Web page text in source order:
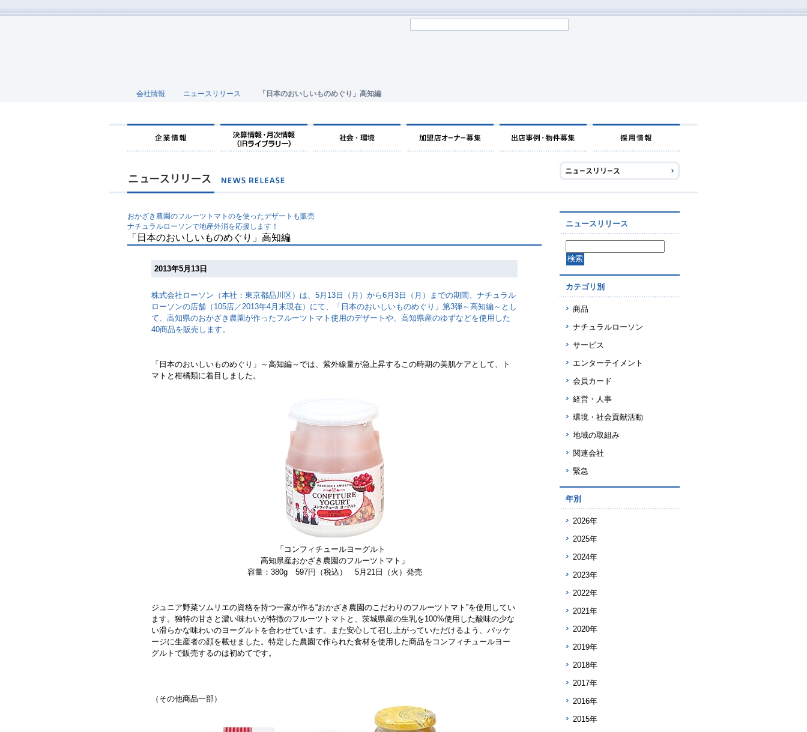
会社情報 ニュースリリース 「日本のおいしいものめぐり」高知編
おかざき農園のフルーツトマトのを使ったデザートも販売
ナチュラルローソンで地産外消を応援します！
「日本のおいしいものめぐり」高知編
2013年5月13日
株式会社ローソン（本社：東京都品川区）は、5月13日（月）から6月3日（月）までの期間、ナチュラル
ローソンの店舗（105店／2013年4月末現在）にて、「日本のおいしいものめぐり」第3弾～高知編～とし
て、高知県のおかざき農園が作ったフルーツトマト使用のデザートや、高知県産のゆずなどを使用した
40商品を販売します。
「日本のおいしいものめぐり」～高知編～では、紫外線量が急上昇するこの時期の美肌ケアとして、ト
マトと柑橘類に着目しました。
「コンフィチュールヨーグルト
高知県産おかざき農園のフルーツトマト」
容量：380g 597円（税込） 5月21日（火）発売
ジュニア野菜ソムリエの資格を持つ一家が作る“おかざき農園のこだわりのフルーツトマト”を使用してい
ます。独特の甘さと濃い味わいが特徴のフルーツトマトと、茨城県産の生乳を100%使用した酸味の少な
い滑らかな味わいのヨーグルトを合わせています。また安心して召し上がっていただけるよう、パッケ
ージに生産者の顔を載せました。特定した農園で作られた食材を使用した商品をコンフィチュールヨー
グルトで販売するのは初めてです。
（その他商品一部）
ニュースリリース
カテゴリ別
商品
ナチュラルローソン
サービス
エンターテイメント
会員カード
経営・人事
環境・社会貢献活動
地域の取組み
関連会社
緊急
年別
2026年
2025年
2024年
2023年
2022年
2021年
2020年
2019年
2018年
2017年
2016年
2015年